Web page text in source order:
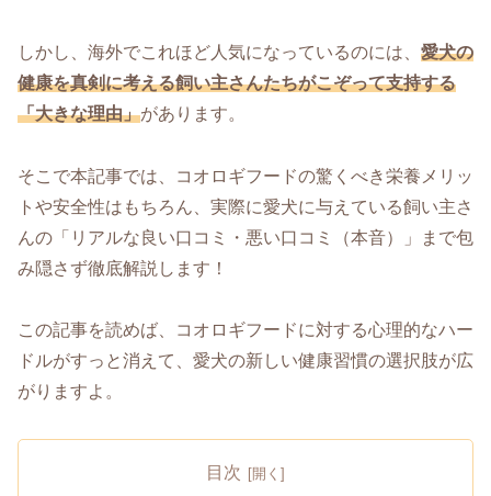
しかし、海外でこれほど人気になっているのには、 愛犬の
健康を真剣に考える飼い主さんたちがこぞって支持する
「大きな理由」があります。
そこで本記事では、コオロギフードの驚くべき栄養メリッ
トや安全性はもちろん、実際に愛犬に与えている飼い主さ
んの「リアルな良い口コミ・悪い口コミ（本音）」まで包
み隠さず徹底解説します！
この記事を読めば、コオロギフードに対する心理的なハー
ドルがすっと消えて、愛犬の新しい健康習慣の選択肢が広
がりますよ。
目次